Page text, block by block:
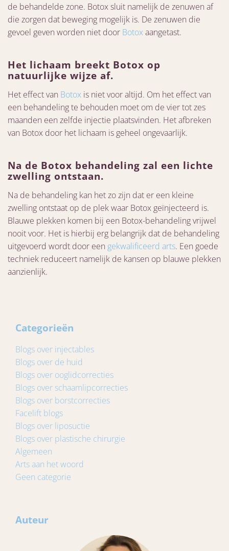
de behandelde zone. Botox sluit namelijk de zenuwen af
die zorgen dat beweging mogelijk is. De zenuwen die
gevoel geven worden niet door Botoxaangetast.
Het lichaam breekt Botox op
natuurlijke wijze af.
Het effect van Botox is niet voor altijd. Om het effect van
een behandeling te behouden moet om de vier tot zes
maanden een zelfde injectie plaatsvinden. Het afbreken
van Botox door het lichaam is geheel ongevaarlijk.
Na de Botox behandeling zal een lichte
zwelling ontstaan.
Na de behandeling kan het zo zijn dat er een kleine
zwelling ontstaat op de plek waar Botox geïnjecteerd is.
Blauwe plekken komen bij een Botox-behandeling vrijwel
nooit voor. Het is hierbij erg belangrijk dat de behandeling
uitgevoerd wordt door een gekwalificeerd arts. Een goede
techniek reduceert namelijk de kansen op blauwe plekken
aanzienlijk.
Categorieën
Blogs over injectables
Blogs over de huid
Blogs over ooglidcorrecties
Blogs over schaamlipcorrecties
Blogs over borstcorrecties
Facelift blogs
Blogs over liposuctie
Blogs over plastische chirurgie
Algemeen
Arts aan het woord
Geen categorie
Auteur